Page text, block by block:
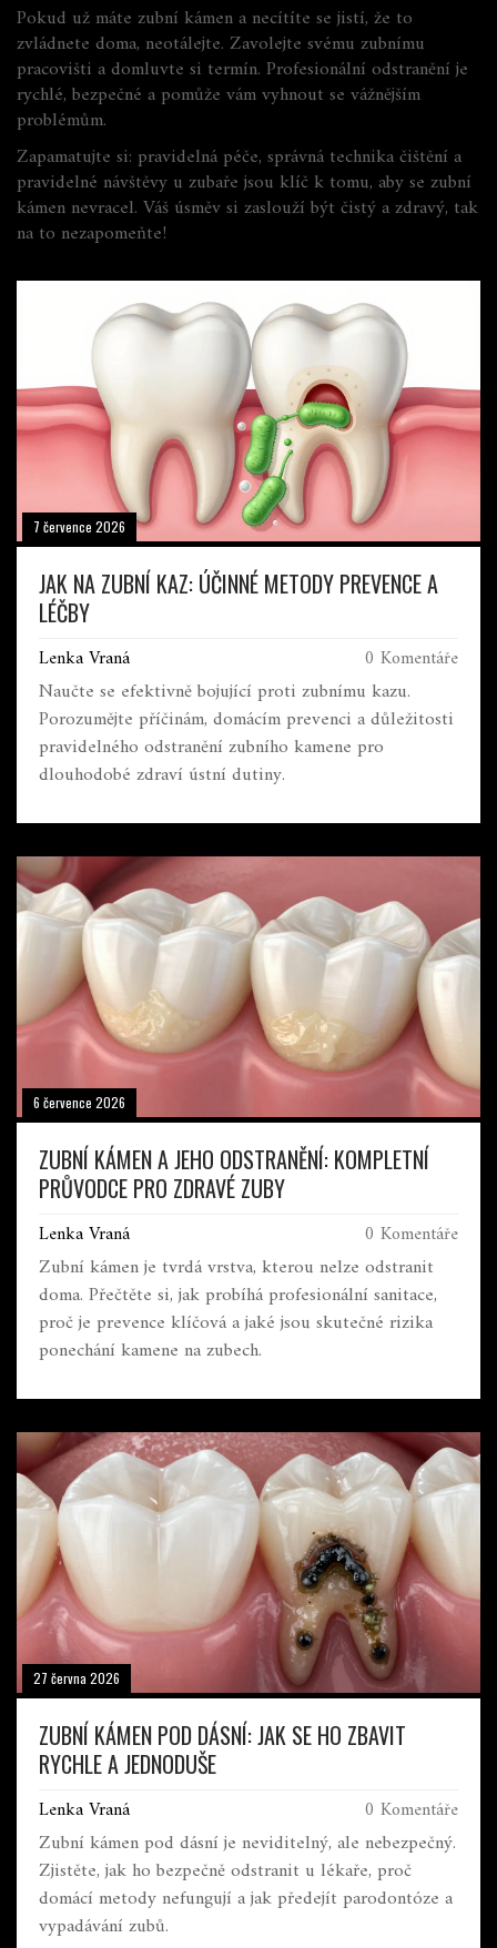
Pokud už máte zubní kámen a necítíte se jistí, že to
zvládnete doma, neotálejte. Zavolejte svému zubnímu
pracovišti a domluvte si termín. Profesionální odstranění je
rychlé, bezpečné a pomůže vám vyhnout se vážnějším
problémům.
Zapamatujte si: pravidelná péče, správná technika čištění a
pravidelné návštěvy u zubaře jsou klíč k tomu, aby se zubní
kámen nevracel. Váš úsměv si zaslouží být čistý a zdravý, tak
na to nezapomeňte!
7 července 2026
JAK NA ZUBNÍ KAZ: ÚČINNÉ METODY PREVENCE A
LÉČBY
Lenka Vraná 0 Komentáře
Naučte se efektivně bojující proti zubnímu kazu.
Porozumějte příčinám, domácím prevenci a důležitosti
pravidelného odstranění zubního kamene pro
dlouhodobé zdraví ústní dutiny.
6 července 2026
ZUBNÍ KÁMEN A JEHO ODSTRANĚNÍ: KOMPLETNÍ
PRŮVODCE PRO ZDRAVÉ ZUBY
Lenka Vraná 0 Komentáře
Zubní kámen je tvrdá vrstva, kterou nelze odstranit
doma. Přečtěte si, jak probíhá profesionální sanitace,
proč je prevence klíčová a jaké jsou skutečné rizika
ponechání kamene na zubech.
27 června 2026
ZUBNÍ KÁMEN POD DÁSNÍ: JAK SE HO ZBAVIT
RYCHLE A JEDNODUŠE
Lenka Vraná 0 Komentáře
Zubní kámen pod dásní je neviditelný, ale nebezpečný.
Zjistěte, jak ho bezpečně odstranit u lékaře, proč
domácí metody nefungují a jak předejít parodontóze a
vypadávání zubů.